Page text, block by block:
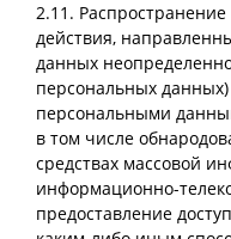
2.11.
действия,
данных
персональных
персональными
в том числе
средствах массовой
информационно-
предоставление